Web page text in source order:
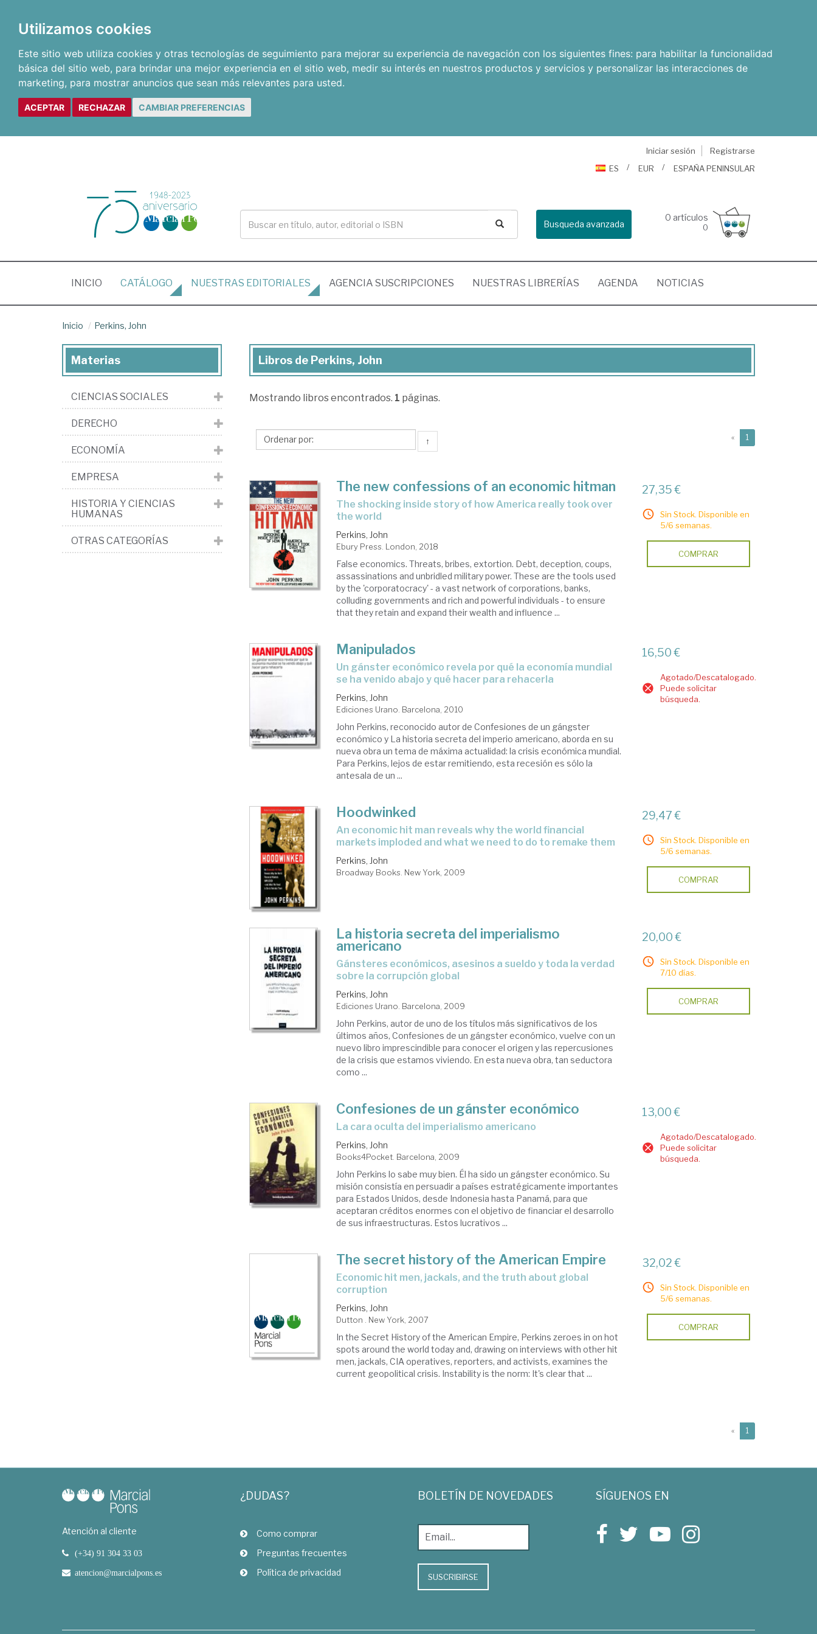
Utilizamos cookies
Este sitio web utiliza cookies y otras tecnologías de seguimiento para mejorar su experiencia de navegación con los siguientes fines: para habilitar la funcionalidad
básica del sitio web, para brindar una mejor experiencia en el sitio web, medir su interés en nuestros productos y servicios y personalizar las interacciones de
marketing, para mostrar anuncios que sean más relevantes para usted.
ACEPTAR RECHAZAR CAMBIAR PREFERENCIAS
Iniciar sesión
Registrarse
ES
EUR ESPAÑA PENINSULAR
Busqueda avanzada
0 artículos
0
INICIO (CURRENT)
CATÁLOGO NUESTRAS EDITORIALES AGENCIA SUSCRIPCIONES NUESTRAS LIBRERÍAS AGENDA NOTICIAS
Inicio Perkins, John
Libros
Perkins,
Libros de Perkins, John
Mostrando libros encontrados. 1 páginas.
↑ « 1
The new confessions of an economic hitman
the shocking inside story of how America really took over
the world
Perkins, John
Ebury Press. London, 2018
False economics. Threats, bribes, extortion. Debt, deception, coups,
assassinations and unbridled military power. These are the tools used
by the 'corporatocracy' - a vast network of corporations, banks,
colluding governments and rich and powerful individuals - to ensure
that they retain and expand their wealth and influence ...
27,35 €
Sin Stock. Disponible en
5/6 semanas.
COMPRAR
Manipulados
un gánster económico revela por qué la economía mundial
se ha venido abajo y qué hacer para rehacerla
Perkins, John
Ediciones Urano. Barcelona, 2010
John Perkins, reconocido autor de Confesiones de un gángster
económico y La historia secreta del imperio americano, aborda en su
nueva obra un tema de máxima actualidad: la crisis económica mundial.
Para Perkins, lejos de estar remitiendo, esta recesión es sólo la
antesala de un ...
16,50 €
Agotado/Descatalogado.
Puede solicitar
búsqueda.
Hoodwinked
an economic hit man reveals why the world financial
markets imploded and what we need to do to remake them
Perkins, John
Broadway Books. New York, 2009
29,47 €
Sin Stock. Disponible en
5/6 semanas.
COMPRAR
La historia secreta del imperialismo
americano
gánsteres económicos, asesinos a sueldo y toda la verdad
sobre la corrupción global
Perkins, John
Ediciones Urano. Barcelona, 2009
John Perkins, autor de uno de los títulos más significativos de los
últimos años, Confesiones de un gángster económico, vuelve con un
nuevo libro imprescindible para conocer el origen y las repercusiones
de la crisis que estamos viviendo. En esta nueva obra, tan seductora
como ...
20,00 €
Sin Stock. Disponible en
7/10 días.
COMPRAR
Confesiones de un gánster económico
la cara oculta del imperialismo americano
Perkins, John
Books4Pocket. Barcelona, 2009
John Perkins lo sabe muy bien. Él ha sido un gángster económico. Su
misión consistía en persuadir a países estratégicamente importantes
para Estados Unidos, desde Indonesia hasta Panamá, para que
aceptaran créditos enormes con el objetivo de financiar el desarrollo
de sus infraestructuras. Estos lucrativos ...
13,00 €
Agotado/Descatalogado.
Puede solicitar
búsqueda.
The secret history of the American Empire
economic hit men, jackals, and the truth about global
corruption
Perkins, John
Dutton . New York, 2007
In the Secret History of the American Empire, Perkins zeroes in on hot
spots around the world today and, drawing on interviews with other hit
men, jackals, CIA operatives, reporters, and activists, examines the
current geopolitical crisis. Instability is the norm: It's clear that ...
32,02 €
Sin Stock. Disponible en
5/6 semanas.
COMPRAR
« 1
Materias
CIENCIAS SOCIALES
DERECHO
ECONOMÍA
EMPRESA
HISTORIA Y CIENCIAS
HUMANAS
OTRAS CATEGORÍAS
Atención al cliente
(+34) 91 304 33 03
atencion@marcialpons.es
¿DUDAS?
Como comprar
Preguntas frecuentes
Política de privacidad
BOLETÍN DE NOVEDADES
SUSCRIBIRSE
SÍGUENOS EN